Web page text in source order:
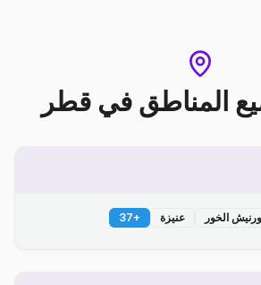
المناطق في قطر
الخور عنيزة +
37